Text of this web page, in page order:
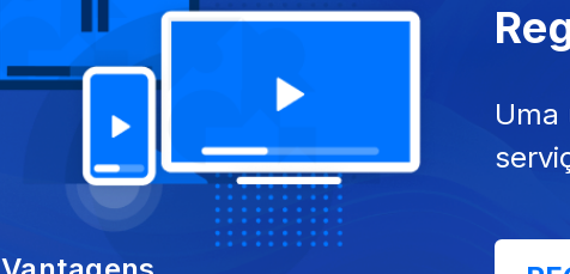
Instale a aplicação
Uma